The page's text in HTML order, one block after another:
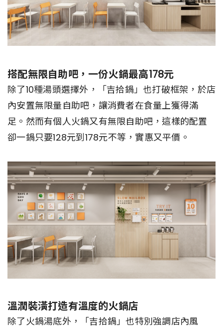
搭配無限自助吧，一份火鍋最高178元
除了10種湯頭選擇外，「吉拾鍋」也打破框架，於店
內安置無限量自助吧，讓消費者在食量上獲得滿
足。然而有個人火鍋又有無限自助吧，這樣的配置
卻一鍋只要128元到178元不等，實惠又平價。
溫潤裝潢打造有溫度的火鍋店
除了火鍋湯底外，「吉拾鍋」也特別強調店內風